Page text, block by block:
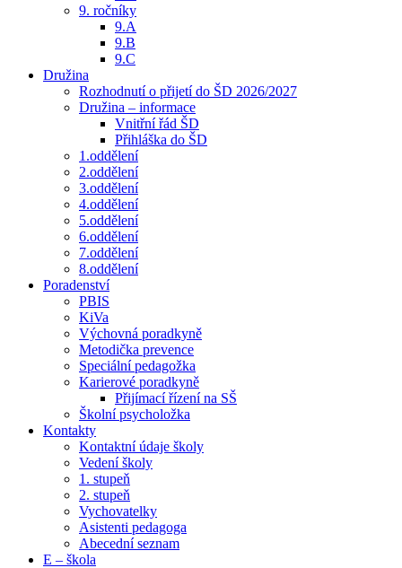
9. ročníky
9.A
9.B
9.C
Družina
Rozhodnutí o přijetí do ŠD 2026/2027
Družina – informace
Vnitřní řád ŠD
Přihláška do ŠD
1.oddělení
2.oddělení
3.oddělení
4.oddělení
5.oddělení
6.oddělení
7.oddělení
8.oddělení
Poradenství
PBIS
KiVa
Výchovná poradkyně
Metodička prevence
Speciální pedagožka
Karierové poradkyně
Přijímací řízení na SŠ
Školní psycholožka
Kontakty
Kontaktní údaje školy
Vedení školy
1. stupeň
2. stupeň
Vychovatelky
Asistenti pedagoga
Abecední seznam
E – škola